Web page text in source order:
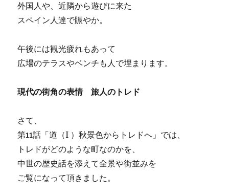
外国人や、近隣から遊びに来た
スペイン人達で賑やか。
午後には観光疲れもあって
広場のテラスやベンチも人で埋まります。
現代の街角の表情 旅人のトレド
さて、
第11話「道（I ）秋景色からトレドへ」では、
トレドがどのような町なのかを、
中世の歴史話を添えて全景や街並みを
ご覧になって頂きました。